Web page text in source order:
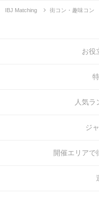
IBJ Matching 街コン・趣味コン
お役
人気ラ
ジ
開催エリアで